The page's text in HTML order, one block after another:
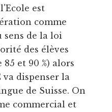
est
comme
sens de la loi
des élèves
et 90 %) alors
va dispenser la
de Suisse. On
commercial et